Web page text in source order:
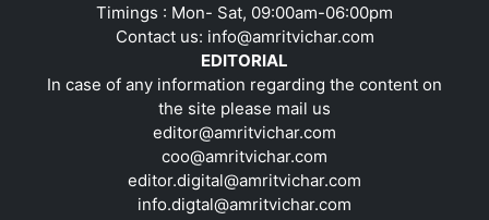
Timings : Mon- Sat, 09:00am-06:00pm
Contact us: info@amritvichar.com
EDITORIAL
In case of any information regarding the content on
the site please mail us
editor@amritvichar.com
coo@amritvichar.com
editor.digital@amritvichar.com
info.digtal@amritvichar.com